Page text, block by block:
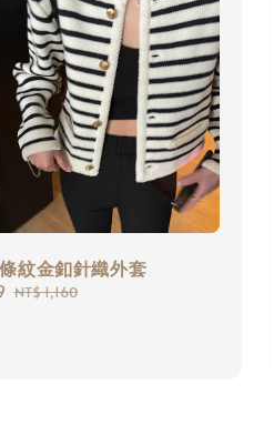
紋金釦針織外套
Regular
NT$ 1,160